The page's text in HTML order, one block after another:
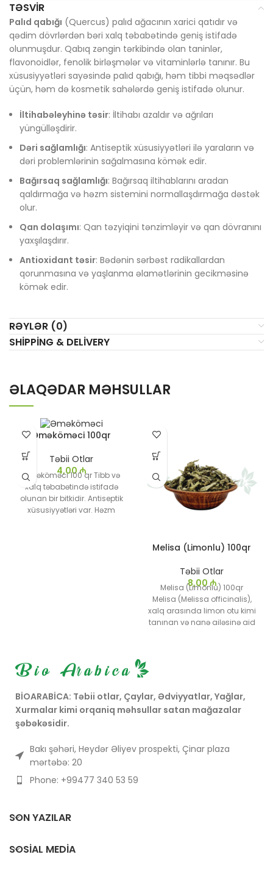
TƏSVIR
Palıd qabığı (Quercus) palıd ağacının xarici qatıdır və
qədim dövrlərdən bəri xalq təbabətində geniş istifadə
olunmuşdur. Qabıq zəngin tərkibində olan taninlər,
flavonoidlər, fenolik birləşmələr və vitaminlərlə tanınır. Bu
xüsusiyyətləri sayəsində palıd qabığı, həm tibbi məqsədlər
üçün, həm də kosmetik sahələrdə geniş istifadə olunur.
İltihabəleyhinə təsir: İltihabı azaldır və ağrıları
yüngülləşdirir.
Dəri sağlamlığı: Antiseptik xüsusiyyətləri ilə yaraların və
dəri problemlərinin sağalmasına kömək edir.
Bağırsaq sağlamlığı: Bağırsaq iltihablarını aradan
qaldırmağa və həzm sistemini normallaşdırmağa dəstək
olur.
Qan dolaşımı: Qan təzyiqini tənzimləyir və qan dövranını
yaxşılaşdırır.
Antioxidant təsir: Bədənin sərbəst radikallardan
qorunmasına və yaşlanma əlamətlərinin gecikməsinə
kömək edir.
RƏYLƏR (0)
SHIPPING & DELIVERY
ƏLAQƏDAR MƏHSULLAR
Əməköməci 100qr
Təbii Otlar
4,00₼
Əməköməci 100 qr Tibb və
xalq təbabətində istifadə
olunan bir bitkidir. Antiseptik
xüsusiyyətləri var. Həzm
Melisa (Limonlu) 100qr
Təbii Otlar
8,00₼
Melisa (Limonlu) 100qr
Melisa (Melissa officinalis),
xalq arasında limon otu kimi
tanınan və nanə ailəsinə aid
BİOARABİCA: Təbii otlar, Çaylar, Ədviyyatlar, Yağlar,
Xurmalar kimi orqaniq məhsullar satan mağazalar
şəbəkəsidir.
Bakı şəhəri, Heydər Əliyev prospekti, Çinar plaza
mərtəbə: 20
Phone: +99477 340 53 59
SON YAZILAR
SOSIAL MEDIA